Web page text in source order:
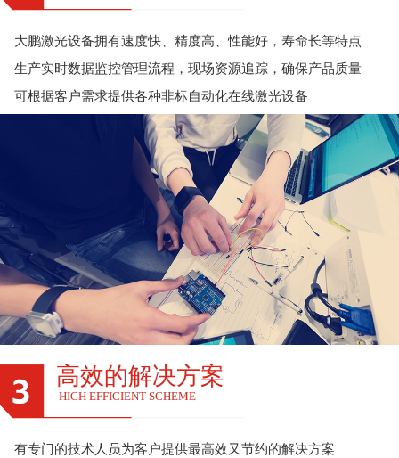
大鹏激光设备拥有速度快、精度高、性能好，寿命长等特点
生产实时数据监控管理流程，现场资源追踪，确保产品质量
可根据客户需求提供各种非标自动化在线激光设备
高效的解决方案
HIGH EFFICIENT SCHEME
有专门的技术人员为客户提供最高效又节约的解决方案